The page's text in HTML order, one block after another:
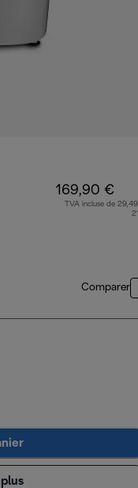
169,90 €
TVA incluse de
Comparer